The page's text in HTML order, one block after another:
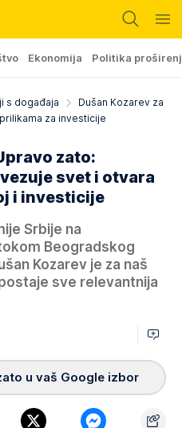
Ekonomija Politika
s događaja
Dušan Kozarev za
za investicije
zato:
svet i otvara
i investicije
Srbije na
Beogradskog
Kozarev je za naš
sve relevantnija
u vaš Google izbor